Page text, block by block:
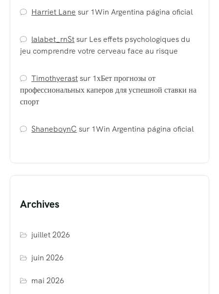
Harriet Lane sur 1Win Argentina página oficial
lalabet_rnStsur Les effets psychologiques du
jeu comprendre votre cerveau face au risque
Timothyerastsur 1хБет прогнозы от
профессиональных каперов для успешной ставки на
спорт
ShaneboynC sur 1Win Argentina página oficial
Archives
juillet 2026
juin 2026
mai 2026